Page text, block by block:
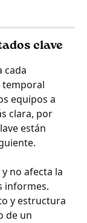
clave
cada
temporal
equipos a
clara, por
están
no afecta la
informes.
y estructura
de un